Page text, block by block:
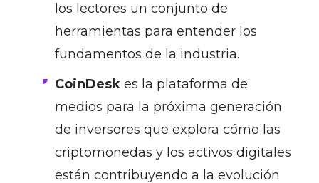
los lectores un conjunto de
herramientas para entender los
fundamentos de la industria.
CoinDesk es la plataforma de
medios para la próxima generación
de inversores que explora cómo las
criptomonedas y los activos digitales
están contribuyendo a la evolución